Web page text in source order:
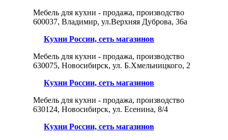
Мебель для кухни - продажа, производство
600037, Владимир, ул.Верхняя Дуброва, 36а
Кухни России, сеть магазинов
Мебель для кухни - продажа, производство
630075, Новосибирск, ул. Б.Хмельницкого, 2
Кухни России, сеть магазинов
Мебель для кухни - продажа, производство
630124, Новосибирск, ул. Есенина, 8/4
Кухни России, сеть магазинов